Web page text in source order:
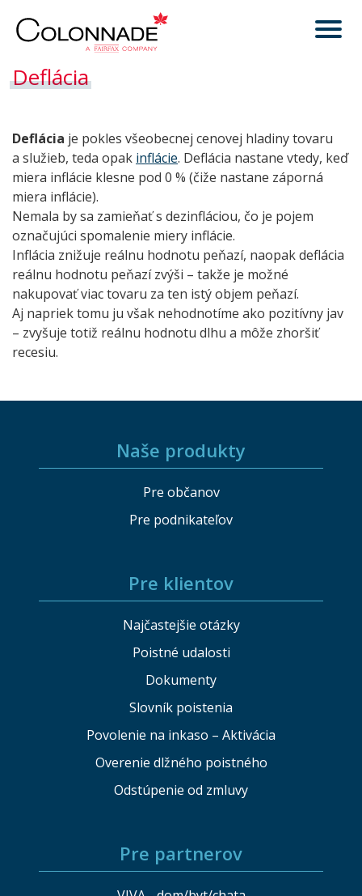
Deflácia
Deflácia je pokles všeobecnej cenovej hladiny tovaru
a služieb, teda opak inflácie. Deflácia nastane vtedy, keď
miera inflácie klesne pod 0 % (čiže nastane záporná
miera inflácie).
Nemala by sa zamieňať s dezinfláciou, čo je pojem
označujúci spomalenie miery inflácie.
Inflácia znižuje reálnu hodnotu peňazí, naopak deflácia
reálnu hodnotu peňazí zvýši – takže je možné
nakupovať viac tovaru za ten istý objem peňazí.
Aj napriek tomu ju však nehodnotíme ako pozitívny jav
– zvyšuje totiž reálnu hodnotu dlhu a môže zhoršiť
recesiu.
Naše produkty
Pre občanov
Pre podnikateľov
Pre klientov
Najčastejšie otázky
Poistné udalosti
Dokumenty
Slovník poistenia
Povolenie na inkaso – Aktivácia
Overenie dlžného poistného
Odstúpenie od zmluvy
Pre partnerov